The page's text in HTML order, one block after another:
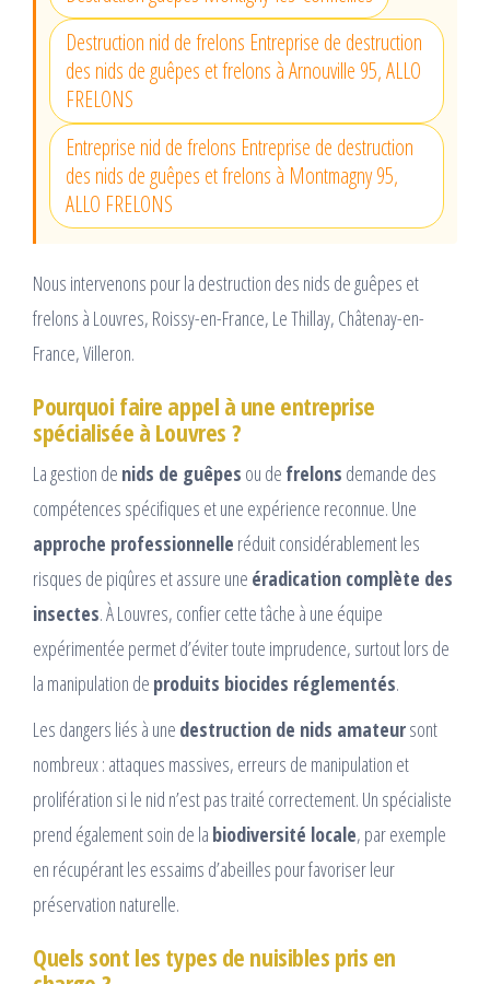
Destruction nid de frelons Entreprise de destruction
des nids de guêpes et frelons à Arnouville 95, ALLO
FRELONS
Entreprise nid de frelons Entreprise de destruction
des nids de guêpes et frelons à Montmagny 95,
ALLO FRELONS
Nous intervenons pour la destruction des nids de guêpes et
frelons à Louvres, Roissy-en-France, Le Thillay, Châtenay-en-
France, Villeron.
Pourquoi faire appel à une entreprise
spécialisée à Louvres ?
La gestion de nids de guêpes ou de frelons demande des
compétences spécifiques et une expérience reconnue. Une
approche professionnelle réduit considérablement les
risques de piqûres et assure une éradication complète des
insectes. À Louvres, confier cette tâche à une équipe
expérimentée permet d’éviter toute imprudence, surtout lors de
la manipulation de produits biocides réglementés.
Les dangers liés à une destruction de nids amateursont
nombreux : attaques massives, erreurs de manipulation et
prolifération si le nid n’est pas traité correctement. Un spécialiste
prend également soin de la biodiversité locale, par exemple
en récupérant les essaims d’abeilles pour favoriser leur
préservation naturelle.
Quels sont les types de nuisibles pris en